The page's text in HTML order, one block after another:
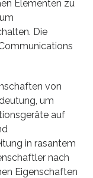
Elementen zu
Die
von
um
auf
in rasantem
nach
Eigenschaften